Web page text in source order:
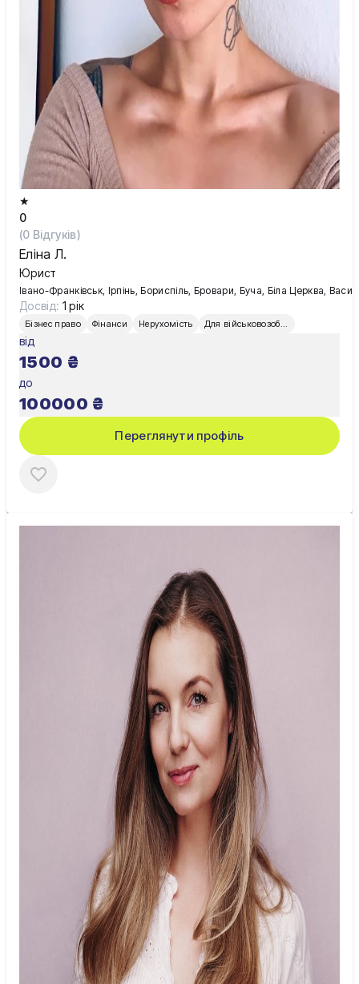
Київ
Львів
★
0
(0 Відгуків)
Еліна Л.
Юрист
Івано-Франківськ, Ірпінь, Бориспіль, Бровари, Буча, Біла Церква,
Досвід: 1 рік
Бізнес право Фінанси Нерухомість
від
1500 ₴
до
100000 ₴
Переглянути профіль